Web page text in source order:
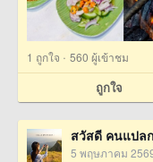
1 ถูกใจ · 560 ผู้เข้าชม
ถูกใจ
สวัสดี คนแปล
5 พฤษภาคม